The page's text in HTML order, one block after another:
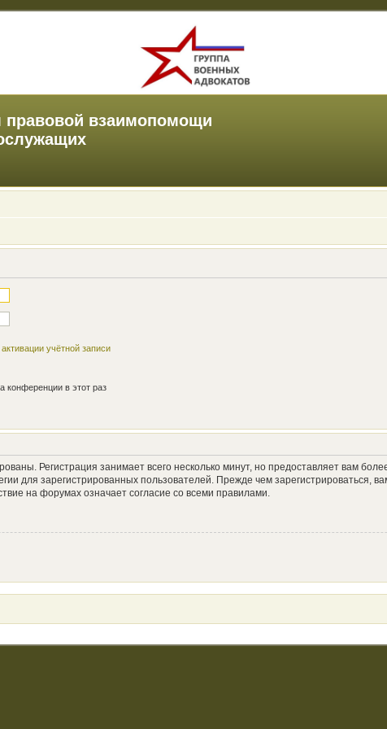
взаимопомощи
учётной записи
конференции в этот раз
Регистрация занимает всего несколько минут, но предоставляет вам
для зарегистрированных пользователей. Прежде чем зарегистрироваться,
на форумах означает согласие со всеми правилами.